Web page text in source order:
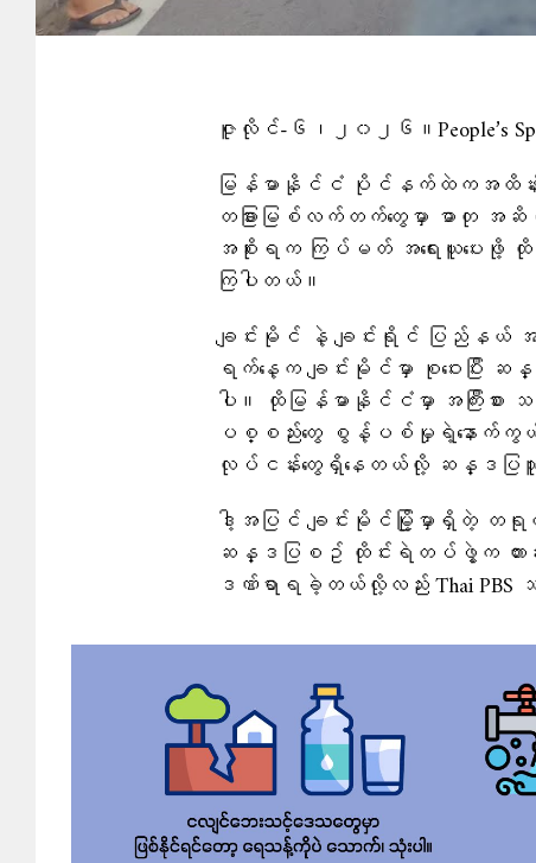
ဇူလိုင်-၆၊၂၀၂၆။People’s
မြန်မာနိုင်ငံ ပိုင်နက်ထဲကအထိန်းအ
တခြားမြစ်လက်တက်တွေမှာ ဓာတု
အစိုးရက ကြပ်မတ် အရေးယူပေးဖို့
ကြပါတယ်။
ချင်းမိုင် နဲ့ ချင်းရိုင် ပြည်န
ရက်နေ့က ချင်းမိုင်မှာ စုဝေးပြီး
ပါ။ ထိုမြန်မာနိုင်ငံမှာ အကြီးစား
ပစ္စည်းတွေ စွန့်ပစ်မှုရဲ့နောက်ကွယ်မှာ
လုပ်ငန်းတွေရှိနေတယ်လို့ ဆန္ဒပြ
ဒါ့အပြင် ချင်းမိုင်မြို့မှာရှိတဲ့ တ
ဆန္ဒပြစဥ် ထိုင်းရဲတပ်ဖွဲ့က တား
ဒဏ်ရာရခဲ့တယ်လို့လည်း Thai PBS